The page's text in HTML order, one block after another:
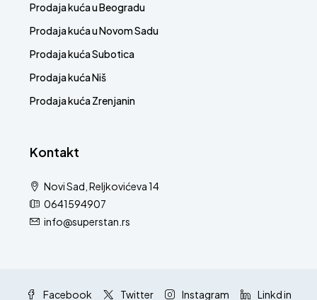
Prodaja kuća u Beogradu
Prodaja kuća u Novom Sadu
Prodaja kuća Subotica
Prodaja kuća Niš
Prodaja kuća Zrenjanin
Kontakt
Novi Sad, Reljkovićeva 14
0641594907
info@superstan.rs
Facebook Twitter Instagram
Linkd in